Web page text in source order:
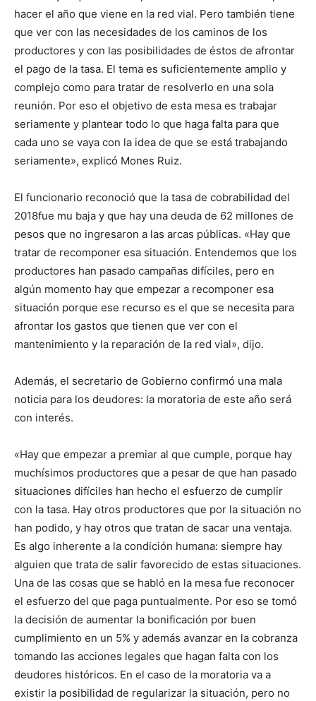
hacer el año que viene en la red vial. Pero también tiene
que ver con las necesidades de los caminos de los
productores y con las posibilidades de éstos de afrontar
el pago de la tasa. El tema es suficientemente amplio y
complejo como para tratar de resolverlo en una sola
reunión. Por eso el objetivo de esta mesa es trabajar
seriamente y plantear todo lo que haga falta para que
cada uno se vaya con la idea de que se está trabajando
seriamente», explicó Mones Ruiz.
El funcionario reconoció que la tasa de cobrabilidad del
2018fue mu baja y que hay una deuda de 62 millones de
pesos que no ingresaron a las arcas públicas. «Hay que
tratar de recomponer esa situación. Entendemos que los
productores han pasado campañas difíciles, pero en
algún momento hay que empezar a recomponer esa
situación porque ese recurso es el que se necesita para
afrontar los gastos que tienen que ver con el
mantenimiento y la reparación de la red vial», dijo.
Además, el secretario de Gobierno confirmó una mala
noticia para los deudores: la moratoria de este año será
con interés.
«Hay que empezar a premiar al que cumple, porque hay
muchísimos productores que a pesar de que han pasado
situaciones difíciles han hecho el esfuerzo de cumplir
con la tasa. Hay otros productores que por la situación no
han podido, y hay otros que tratan de sacar una ventaja.
Es algo inherente a la condición humana: siempre hay
alguien que trata de salir favorecido de estas situaciones.
Una de las cosas que se habló en la mesa fue reconocer
el esfuerzo del que paga puntualmente. Por eso se tomó
la decisión de aumentar la bonificación por buen
cumplimiento en un 5% y además avanzar en la cobranza
tomando las acciones legales que hagan falta con los
deudores históricos. En el caso de la moratoria va a
existir la posibilidad de regularizar la situación, pero no